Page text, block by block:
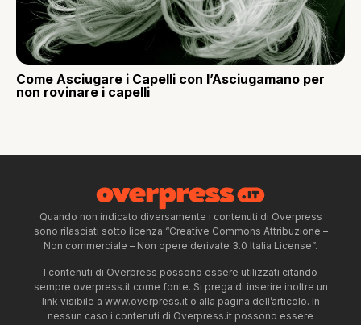
Come Asciugare i Capelli con l’Asciugamano per
non rovinare i capelli
Quando non indicato diversamente i contenuti di Overpress
sono rilasciati sotto licenza “Creative Commons Attribuzione –
Non commerciale – Non opere derivate 3.0 Italia License”.
I contenuti di Overpress possono essere utilizzati citando
sempre overpress.it come fonte. Si prega di inserire inoltre un
link visibile a www.overpress.it o alla pagina dell’articolo. In
nessun caso i contenuti di Overpress.it possono essere